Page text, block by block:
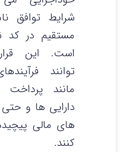
شرایط توافق
مستقیم در کد
است. این
توانند
مانند پرداخت
دارایی ها و حتی
های مالی
کنند.